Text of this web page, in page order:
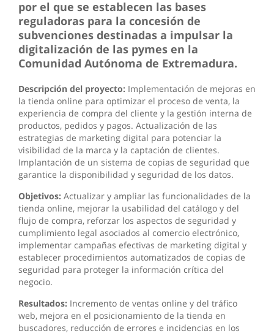
por el que se establecen las bases
reguladoras para la concesión de
subvenciones destinadas a impulsar la
digitalización de las pymes en la
Comunidad Autónoma de Extremadura.
Descripción del proyecto: Implementación de mejoras en
la tienda online para optimizar el proceso de venta, la
experiencia de compra del cliente y la gestión interna de
productos, pedidos y pagos. Actualización de las
estrategias de marketing digital para potenciar la
visibilidad de la marca y la captación de clientes.
Implantación de un sistema de copias de seguridad que
garantice la disponibilidad y seguridad de los datos.
Objetivos: Actualizar y ampliar las funcionalidades de la
tienda online, mejorar la usabilidad del catálogo y del
flujo de compra, reforzar los aspectos de seguridad y
cumplimiento legal asociados al comercio electrónico,
implementar campañas efectivas de marketing digital y
establecer procedimientos automatizados de copias de
seguridad para proteger la información crítica del
negocio.
Resultados: Incremento de ventas online y del tráfico
web, mejora en el posicionamiento de la tienda en
buscadores, reducción de errores e incidencias en los